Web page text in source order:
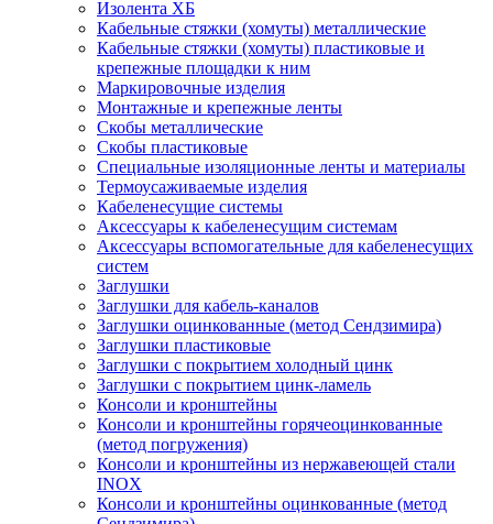
Изолента ХБ
Кабельные стяжки (хомуты) металлические
Кабельные стяжки (хомуты) пластиковые и
крепежные площадки к ним
Маркировочные изделия
Монтажные и крепежные ленты
Скобы металлические
Скобы пластиковые
Специальные изоляционные ленты и материалы
Термоусаживаемые изделия
Кабеленесущие системы
Аксессуары к кабеленесущим системам
Аксессуары вспомогательные для кабеленесущих
систем
Заглушки
Заглушки для кабель-каналов
Заглушки оцинкованные (метод Сендзимира)
Заглушки пластиковые
Заглушки с покрытием холодный цинк
Заглушки с покрытием цинк-ламель
Консоли и кронштейны
Консоли и кронштейны горячеоцинкованные
(метод погружения)
Консоли и кронштейны из нержавеющей стали
INOX
Консоли и кронштейны оцинкованные (метод